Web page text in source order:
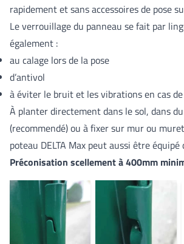
rapidement et sans accessoires de pose
Le verrouillage du panneau se fait par
également :
au calage lors de la pose
d’antivol
à éviter le bruit et les vibrations en cas
À planter directement dans le sol, dans
(recommendé) ou à fixer sur mur ou
poteau DELTA Max peut aussi être équipé
Préconisation scellement à 400mm